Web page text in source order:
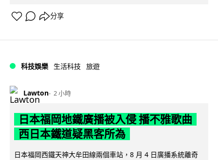
分享
科技娛樂 生活科技 旅遊
Lawton 2 小時
日本福岡地鐵廣播被入侵 播不雅歌曲
西日本鐵道疑黑客所為
日本福岡西鐵天神大牟田線兩個車站，8 月 4 日廣播系統離奇